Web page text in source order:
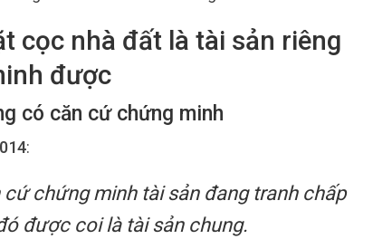
cọc nhà đất là tài sản riêng
được
có căn cứ chứng minh
:
chứng minh tài sản đang tranh chấp
được coi là tài sản chung.